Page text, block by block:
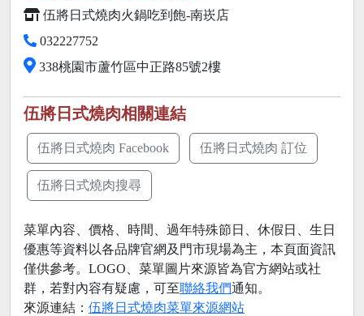
伍將日式燒肉火鍋吃到飽-南崁店
032227752
338桃園市蘆竹區中正路85號2樓
伍將日式燒肉相關連結
伍將日式燒肉 Facebook 伍將日式燒肉 訂位
伍將日式燒肉搜尋
菜單內容、價格、時間、過年特殊節日、休假日、生日
優惠等資料以各品牌官網及門市現場為主，本頁面資訊
僅供參考。LOGO、菜單圖片來源皆為官方網站或社
群，若對內容有疑慮，可至聯絡我們通知。
來源連結： 伍將日式燒肉菜單來源網站